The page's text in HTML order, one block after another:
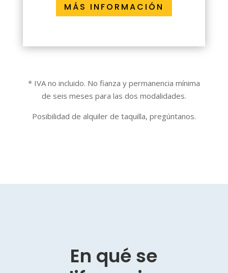
MÁS INFORMACIÓN
* IVA no incluido. No fianza y permanencia mínima
de seis meses para las dos modalidades.
Posibilidad de alquiler de taquilla, pregúntanos.
En qué se